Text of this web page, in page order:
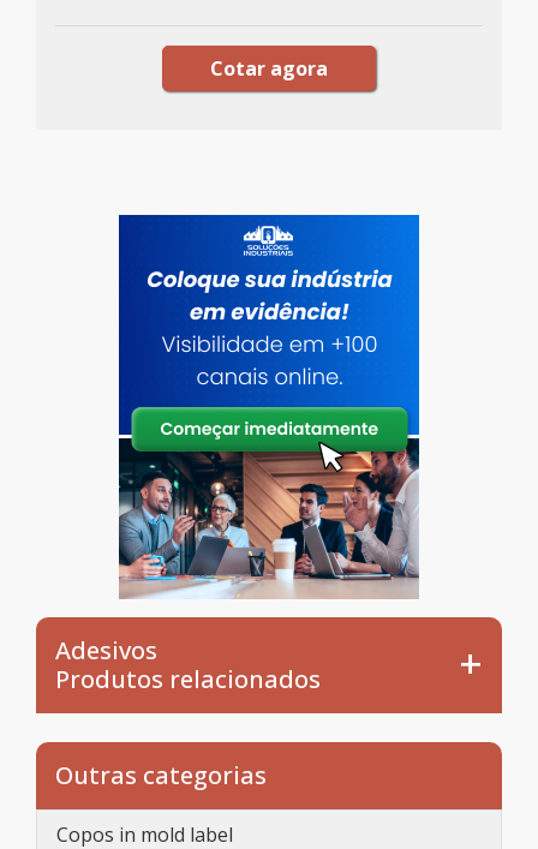
Cotar agora
Adesivos
Produtos relacionados
Outras categorias
Copos in mold label